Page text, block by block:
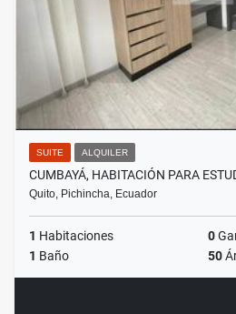
SUITE ALQUILER
CUMBAYÁ, HABITACIÓN PARA
Quito, Pichincha, Ecuador
1 Habitaciones 0
1 Baño 50